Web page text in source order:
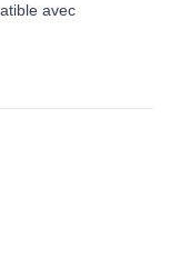
avec